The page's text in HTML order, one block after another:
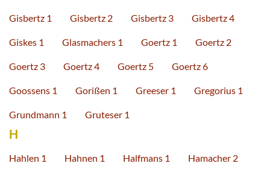
Gisbertz 1 Gisbertz 2 Gisbertz 3 Gisbertz 4
Giskes 1 Glasmachers 1 Goertz 1 Goertz 2
Goertz 3 Goertz 4 Goertz 5 Goertz 6
Goossens 1 Gorißen 1 Greeser 1 Gregorius 1
Grundmann 1 Gruteser 1
H
Hahlen 1 Hahnen 1 Halfmans 1 Hamacher 2